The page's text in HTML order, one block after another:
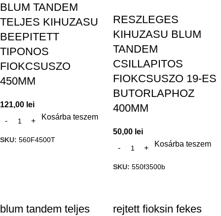
BLUM TANDEM
TELJES KIHUZASU
BEEPITETT
TIPONOS
FIOKCSUSZO
450MM
121,00 lei
Kosárba teszem
SKU: 560F4500T
RESZLEGES
KIHUZASU BLUM
TANDEM
CSILLAPITOS
FIOKCSUSZO 19-ES
BUTORLAPHOZ
400MM
50,00 lei
Kosárba teszem
SKU: 550f3500b
blum tandem teljes
rejtett fioksin fekes